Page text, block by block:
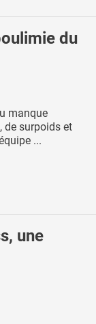
du
manque
de surpoids et
...
une